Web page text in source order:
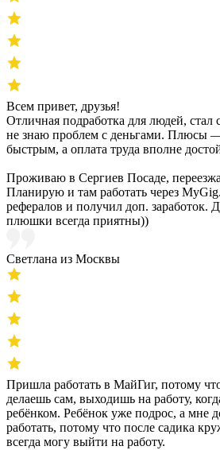
Всем привет, друзья!
Отличная подработка для людей, стал
не знаю проблем с деньгами. Плюсы —
быстрым, а оплата труда вполне
Проживаю в Сергиев Посаде,
Планирую и там работать через
рефералов и получил доп. заработок.
плюшки всегда приятны))
Светлана из Москвы
Пришла работать в МайГиг, потому
делаешь сам, выходишь на работу,
ребёнком. Ребёнок уже подрос, а мне
работать, потому что после садика
всегда могу выйти на работу.